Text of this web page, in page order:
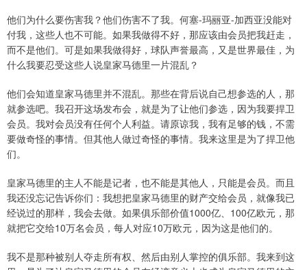
他们为什么要伤害我？他们伤害不了我。何塞-玛丽亚-加西亚没能对
付我，这些人也不可能。如果我做得不好，那应该由会员把我赶走，
而不是他们。可是如果我做得好，球队声誉最高，又是世界最佳，为
什么我要忍受这些人说皇家马德里一片混乱？
他们会知道皇家马德里并不混乱。那些在背后说自己想参选的人，那
就参选吧。我召开这场发布会，就是为了让他们参选，因为我要捍卫
会员。我对会员没有任何个人利益。请原谅我，我有足够的钱，不需
要做奇怪的事情。但其他人做过奇怪的事情。我来这里是为了捍卫他
们。
皇家马德里的主人不能是记者，也不能是其他人，只能是会员。而且
我还没忘记告诉你们：我想把皇家马德里的财产交给会员，就像我已
经说过的那样，我会去做。如果俱乐部价值1000亿、100亿欧元，那
就把它交给10万名会员，每人对应10万欧元，因为这是他们的。
我不是那种被别人夺走所有权、然后由别人掌控的俱乐部。我来到这